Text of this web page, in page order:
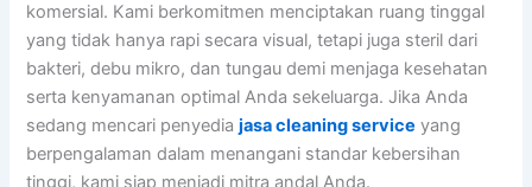
komersial. Kami berkomitmen menciptakan ruang tinggal
yang tidak hanya rapi secara visual, tetapi juga steril dari
bakteri, debu mikro, dan tungau demi menjaga kesehatan
serta kenyamanan optimal Anda sekeluarga. Jika Anda
sedang mencari penyediajasa cleaning service yang
berpengalaman dalam menangani standar kebersihan
tinggi, kami siap menjadi mitra andal Anda.